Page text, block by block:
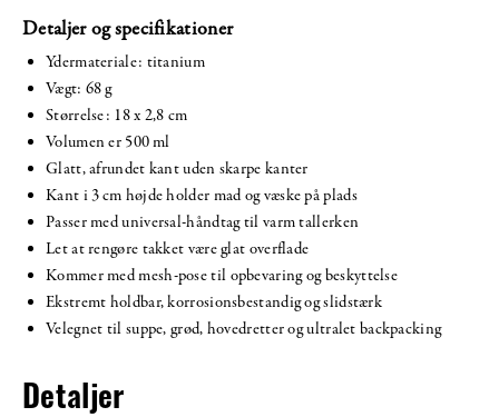
Detaljer og specifikationer
Ydermateriale: titanium
Vægt: 68 g
Størrelse: 18 x 2,8 cm
Volumen er 500 ml
Glatt, afrundet kant uden skarpe kanter
Kant i 3 cm højde holder mad og væske på plads
Passer med universal-håndtag til varm tallerken
Let at rengøre takket være glat overflade
Kommer med mesh-pose til opbevaring og beskyttelse
Ekstremt holdbar, korrosionsbestandig og slidstærk
Velegnet til suppe, grød, hovedretter og ultralet backpacking
Detaljer